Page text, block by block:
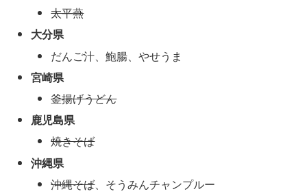
太平燕
大分県
だんご汁、鮑腸、やせうま
宮崎県
釜揚げうどん
鹿児島県
焼きそば
沖縄県
沖縄そば、そうみんチャンプルー